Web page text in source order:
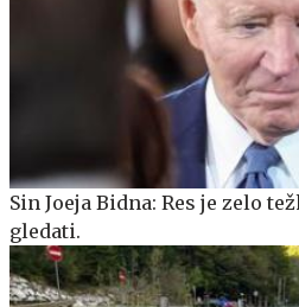
Sin Joeja Bidna: Res je zelo
gledati.